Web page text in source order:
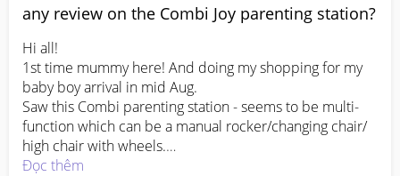
any review on the Combi Joy parenting station?
Hi all!
1st time mummy here! And doing my shopping for my
baby boy arrival in mid Aug.
Saw this Combi parenting station - seems to be multi-
function which can be a manual rocker/changing chair/
high chair with wheels.
Not sure if its as good as it seem ? Anyone has any
Đọc thêm